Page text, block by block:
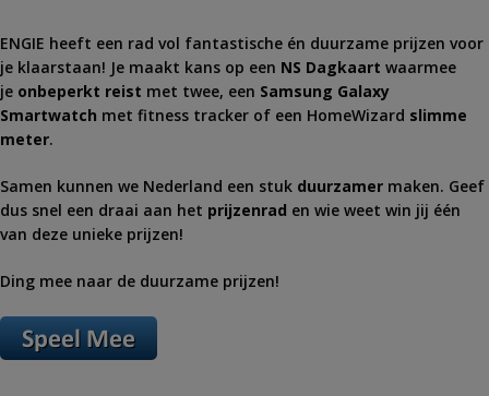
ENGIE heeft een rad vol fantastische én duurzame prijzen voor
je klaarstaan! Je maakt kans op een NS Dagkaart waarmee
je onbeperkt reist met twee, een Samsung Galaxy
Smartwatch met fitness tracker of een HomeWizard slimme
meter.
Samen kunnen we Nederland een stuk duurzamer maken. Geef
dus snel een draai aan het prijzenrad en wie weet win jij één
van deze unieke prijzen!
Ding mee naar de duurzame prijzen!